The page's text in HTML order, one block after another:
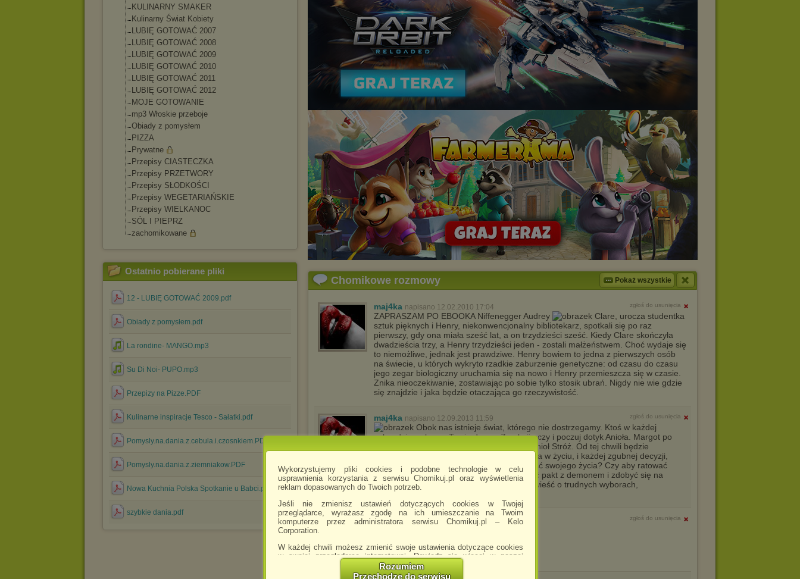
Wykorzystujemy pliki cookies i podobne technologie w celu
usprawnienia korzystania z serwisu Chomikuj.pl oraz wyświetlenia
reklam dopasowanych do Twoich potrzeb.
Jeśli nie zmienisz ustawień dotyczących cookies w Twojej
przeglądarce, wyrażasz zgodę na ich umieszczanie na Twoim
komputerze przez administratora serwisu Chomikuj.pl – Kelo
Corporation.
W każdej chwili możesz zmienić swoje ustawienia dotyczące cookies
w swojej przeglądarce internetowej. Dowiedz się więcej w naszej
http://chomikuj.pl/PolitykaPrywatnosci.aspx
Rozumiem
Przechodzę do serwisu
KULINARNY SMAKER
Kulinarny Świat Kobiety
LUBIĘ GOTOWAĆ 2007
LUBIĘ GOTOWAĆ 2008
LUBIĘ GOTOWAĆ 2009
LUBIĘ GOTOWAĆ 2010
LUBIĘ GOTOWAĆ 2011
LUBIĘ GOTOWAĆ 2012
MOJE GOTOWANIE
mp3 Włoskie przeboje
Obiady z pomysłem
PIZZA
Prywatne
Przepisy CIASTECZKA
Przepisy PRZETWORY
Przepisy SŁODKOŚCI
Przepisy WEGETARIAŃSKIE
Przepisy WIELKANOC
SÓL I PIEPRZ
zachomikowane
Ostatnio pobierane pliki
12 - LUBIĘ GOTOWAĆ 2009.pdf
Obiady z pomysłem.pdf
La rondine- MANGO.mp3
Su Di Noi- PUPO.mp3
Przepizy na Pizze.PDF
Kulinarne inspiracje Tesco - Sałatki.pdf
Pomysly.na.dania.z.cebula.i.czosnkiem.PDF
Pomysly.na.dania.z.ziemniakow.PDF
Nowa Kuchnia Polska Spotkanie u Babci.pdf
szybkie dania.pdf
Chomikowe rozmowy Pokaż wszystkie
maj4ka napisano 12.02.2010 17:04 zgłoś do usunięcia
ZAPRASZAM PO EBOOKA Niffenegger Audrey
Clare, urocza studentka
sztuk pięknych i Henry, niekonwencjonalny bibliotekarz, spotkali się po raz
pierwszy, gdy ona miała sześć lat, a on trzydzieści sześć. Kiedy Clare skończyła
dwadzieścia trzy, a Henry trzydzieści jeden - zostali małżeństwem. Choć wydaje się
to niemożliwe, jednak jest prawdziwe. Henry bowiem to jedna z pierwszych osób
na świecie, u których wykryto rzadkie zaburzenie genetyczne: od czasu do czasu
jego zegar biologiczny uruchamia się na nowo i Henry przemieszcza się w czasie.
Znika nieoczekiwanie, zostawiając po sobie tylko stosik ubrań. Nigdy nie wie gdzie
się znajdzie i jaka będzie otaczająca go rzeczywistość.
maj4ka napisano 12.09.2013 11:59 zgłoś do usunięcia
Obok nas istnieje świat, którego nie dostrzegamy. Ktoś w każdej
sekundzie walczy o Twoją duszę. Zamknij oczy i poczuj dotyk Anioła. Margot po
śmierci wraca na ziemię jako swój własny Anioł Stróż. Od tej chwili będzie
świadkiem wszystkich błędów, jakie popełniła w życiu, i każdej zgubnej decyzji,
którą podjęła. Czy zdoła ocalić siebie i miłość swojego życia? Czy aby ratować
tych, których kocha, będzie gotowa zawrzeć pakt z demonem i zdobyć się na
największe poświęcenie? Poruszająca opowieść o trudnych wyborach,
przebaczeniu i nadziei.
simafi2514 napisano 19.04.2022 04:14 zgłoś do usunięcia